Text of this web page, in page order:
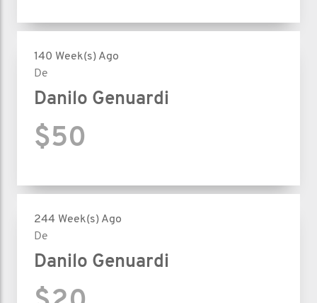
140 Week(s) Ago
De
Danilo Genuardi
$50
244 Week(s) Ago
De
Danilo Genuardi